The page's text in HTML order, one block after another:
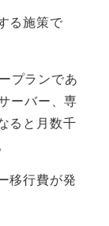
る施策で
プランであ
ーバー、専
ると月数千
移行費が発